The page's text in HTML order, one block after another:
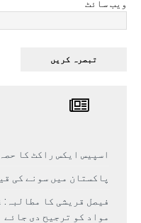
ویب سائٹ
اسپیس ایکس راکٹ کا
پاکستان میں سونے کی قیمت میں 11,300
فیصل قریشی کا
مواد کو ترجیح دی جائے